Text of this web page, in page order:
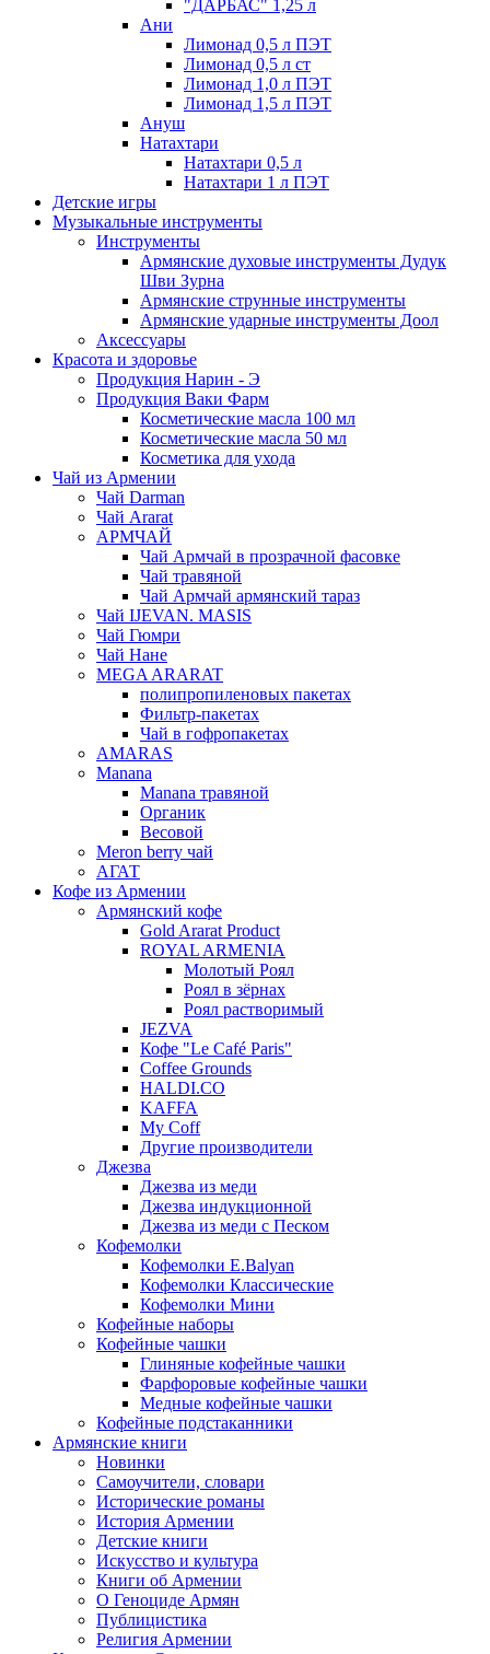
"ДАРБАС" 1,25 л
Ани
Лимонад 0,5 л ПЭТ
Лимонад 0,5 л ст
Лимонад 1,0 л ПЭТ
Лимонад 1,5 л ПЭТ
Ануш
Натахтари
Натахтари 0,5 л
Натахтари 1 л ПЭТ
Детские игры
Музыкальные инструменты
Инструменты
Армянские духовые инструменты Дудук
Шви Зурна
Армянские струнные инструменты
Армянские ударные инструменты Доол
Аксессуары
Красота и здоровье
Продукция Нарин - Э
Продукция Ваки Фарм
Косметические масла 100 мл
Косметические масла 50 мл
Косметика для ухода
Чай из Армении
Чай Darman
Чай Ararat
АРМЧАЙ
Чай Армчай в прозрачной фасовке
Чай травяной
Чай Армчай армянский тараз
Чай IJEVAN. MASIS
Чай Гюмри
Чай Нане
MEGA ARARAT
полипропиленовых пакетах
Фильтр-пакетах
Чай в гофропакетах
AMARAS
Manana
Manana травяной
Органик
Весовой
Meron berry чай
АГАТ
Кофе из Армении
Армянский кофе
Gold Ararat Product
ROYAL ARMENIA
Молотый Роял
Роял в зёрнах
Роял растворимый
JEZVA
Кофе "Le Café Paris"
Coffee Grounds
HALDI.CO
KAFFA
My Coff
Другие производители
Джезва
Джезва из меди
Джезва индукционной
Джезва из меди с Песком
Кофемолки
Кофемолки E.Balyan
Кофемолки Классические
Кофемолки Мини
Кофейные наборы
Кофейные чашки
Глиняные кофейные чашки
Фарфоровые кофейные чашки
Медные кофейные чашки
Кофейные подстаканники
Армянские книги
Новинки
Самоучители, словари
Исторические романы
История Армении
Детские книги
Иcкусство и культура
Книги об Армении
О Геноциде Армян
Публицистика
Религия Армении